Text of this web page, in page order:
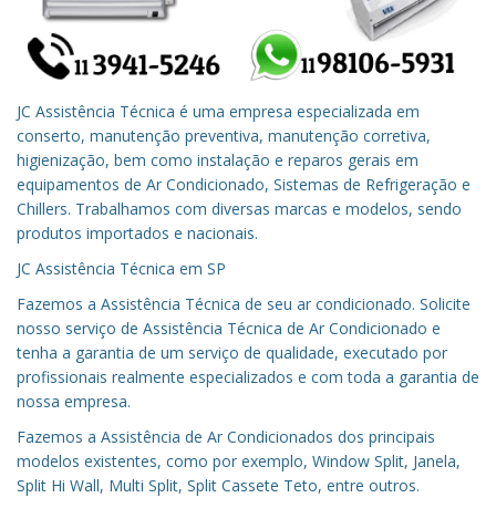
JC Assistência Técnica é uma empresa especializada em
conserto, manutenção preventiva, manutenção corretiva,
higienização, bem como instalação e reparos gerais em
equipamentos de Ar Condicionado, Sistemas de Refrigeração e
Chillers. Trabalhamos com diversas marcas e modelos, sendo
produtos importados e nacionais.
JC Assistência Técnica em SP
Fazemos a Assistência Técnica de seu ar condicionado. Solicite
nosso serviço de Assistência Técnica de Ar Condicionado e
tenha a garantia de um serviço de qualidade, executado por
profissionais realmente especializados e com toda a garantia de
nossa empresa.
Fazemos a Assistência de Ar Condicionados dos principais
modelos existentes, como por exemplo, Window Split, Janela,
Split Hi Wall, Multi Split, Split Cassete Teto, entre outros.